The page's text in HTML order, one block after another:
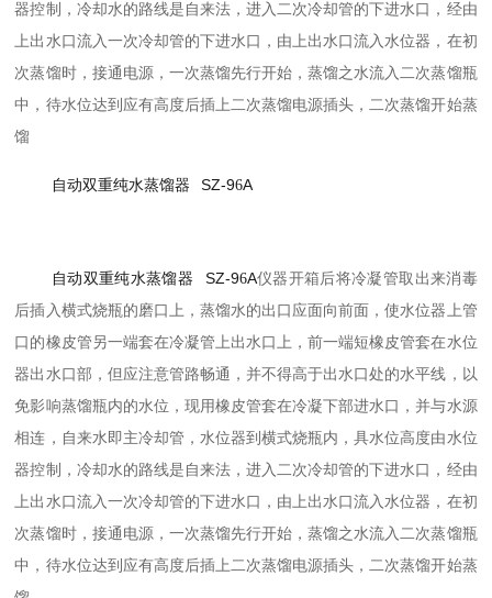
器控制，冷却水的路线是自来法，进入二次冷却管的下进水口，经由
上出水口流入一次冷却管的下进水口，由上出水口流入水位器，在初
次蒸馏时，接通电源，一次蒸馏先行开始，蒸馏之水流入二次蒸馏瓶
中，待水位达到应有高度后插上二次蒸馏电源插头，二次蒸馏开始蒸
馏
自动双重纯水蒸馏器 SZ-96A
自动双重纯水蒸馏器 SZ-96A仪器开箱后将冷凝管取出来消毒
后插入横式烧瓶的磨口上，蒸馏水的出口应面向前面，使水位器上管
口的橡皮管另一端套在冷凝管上出水口上，前一端短橡皮管套在水位
器出水口部，但应注意管路畅通，并不得高于出水口处的水平线，以
免影响蒸馏瓶内的水位，现用橡皮管套在冷凝下部进水口，并与水源
相连，自来水即主冷却管，水位器到横式烧瓶内，具水位高度由水位
器控制，冷却水的路线是自来法，进入二次冷却管的下进水口，经由
上出水口流入一次冷却管的下进水口，由上出水口流入水位器，在初
次蒸馏时，接通电源，一次蒸馏先行开始，蒸馏之水流入二次蒸馏瓶
中，待水位达到应有高度后插上二次蒸馏电源插头，二次蒸馏开始蒸